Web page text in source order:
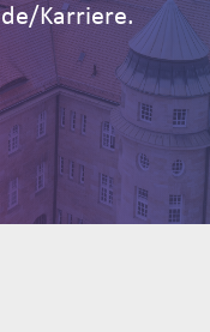
Karriere.